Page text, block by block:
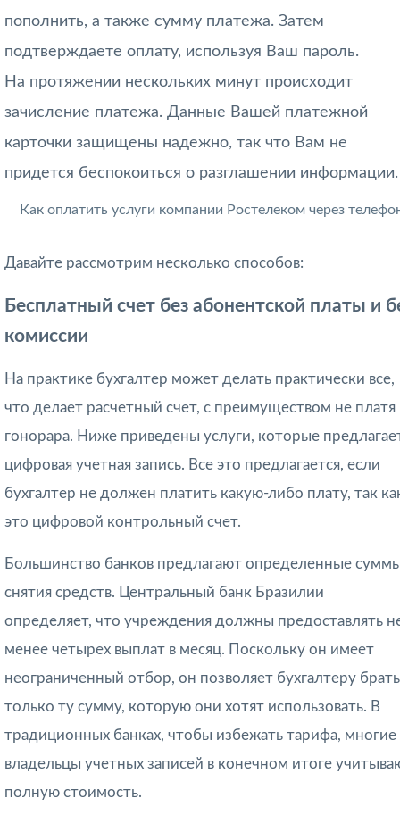
пополнить, а также сумму платежа. Затем
подтверждаете оплату, используя Ваш пароль.
На протяжении нескольких минут происходит
зачисление платежа. Данные Вашей платежной
карточки защищены надежно, так что Вам не
придется беспокоиться о разглашении информации.
Как оплатить услуги компании Ростелеком через
Давайте рассмотрим несколько способов:
Бесплатный счет без абонентской платы и
комиссии
На практике бухгалтер может делать практически все,
что делает расчетный счет, с преимуществом не платя
гонорара. Ниже приведены услуги, которые
цифровая учетная запись. Все это предлагается, если
бухгалтер не должен платить какую-либо плату, так
это цифровой контрольный счет.
Большинство банков предлагают определенные
снятия средств. Центральный банк Бразилии
определяет, что учреждения должны предоставлять
менее четырех выплат в месяц. Поскольку он имеет
неограниченный отбор, он позволяет бухгалтеру брать
только ту сумму, которую они хотят использовать. В
традиционных банках, чтобы избежать тарифа, многие
владельцы учетных записей в конечном итоге
полную стоимость.